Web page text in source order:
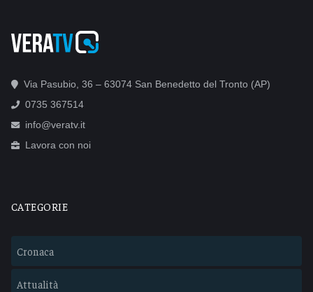
Via Pasubio, 36 – 63074 San Benedetto del Tronto (AP)
0735 367514
info@veratv.it
Lavora con noi
CATEGORIE
Cronaca
Attualità